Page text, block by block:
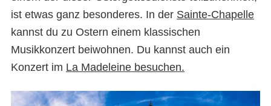
ist etwas ganz besonderes. In der Sainte-Chapelle
kannst du zu Ostern einem klassischen
Musikkonzert beiwohnen. Du kannst auch ein
Konzert im La Madeleine besuchen.